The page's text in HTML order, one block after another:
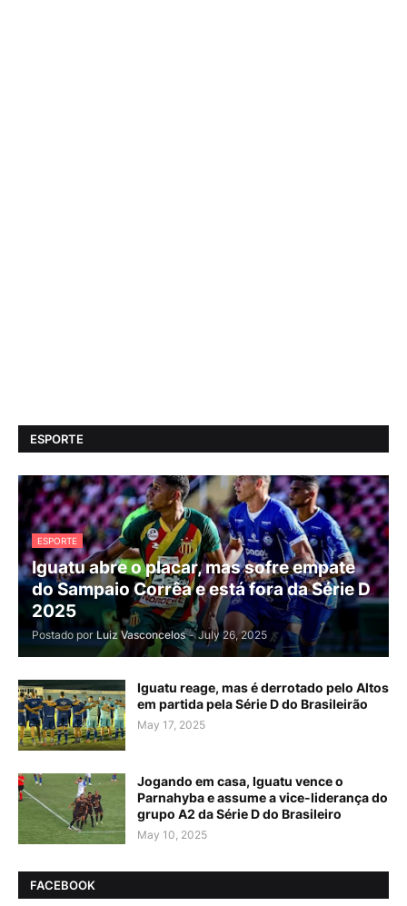
ESPORTE
ESPORTE
Iguatu abre o placar, mas sofre empate
do Sampaio Corrêa e está fora da Série D
2025
Postado por Luiz Vasconcelos - July 26, 2025
Iguatu reage, mas é derrotado pelo Altos
em partida pela Série D do Brasileirão
May 17, 2025
Jogando em casa, Iguatu vence o
Parnahyba e assume a vice-liderança do
grupo A2 da Série D do Brasileiro
May 10, 2025
FACEBOOK